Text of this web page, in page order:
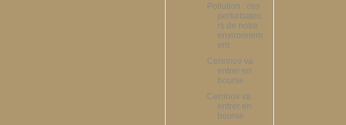
Pollution : ces
perturbateu
rs de notre
environnem
ent
Cerinnov va
entrer en
bourse
Cerrinov va
entrer en
bourse